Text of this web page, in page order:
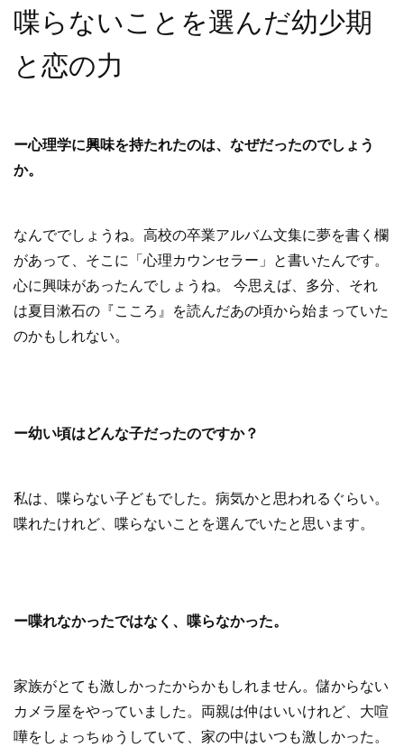
喋らないことを選んだ幼少期
と恋の力
ー心理学に興味を持たれたのは、なぜだったのでしょう
か。
なんででしょうね。高校の卒業アルバム文集に夢を書く欄
があって、そこに「心理カウンセラー」と書いたんです。
心に興味があったんでしょうね。 今思えば、多分、それ
は夏目漱石の『こころ』を読んだあの頃から始まっていた
のかもしれない。
ー幼い頃はどんな子だったのですか？
私は、喋らない子どもでした。病気かと思われるぐらい。
喋れたけれど、喋らないことを選んでいたと思います。
ー喋れなかったではなく、喋らなかった。
家族がとても激しかったからかもしれません。儲からない
カメラ屋をやっていました。両親は仲はいいけれど、大喧
嘩をしょっちゅうしていて、家の中はいつも激しかった。